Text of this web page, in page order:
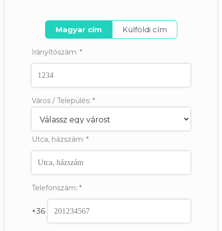
Magyar cím Külföldi cím
Irányítószám: *
Város / Település: *
Utca, házszám: *
Telefonszám: *
+36